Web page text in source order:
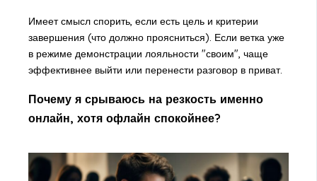
Имеет смысл спорить, если есть цель и критерии
завершения (что должно проясниться). Если ветка уже
в режиме демонстрации лояльности "своим", чаще
эффективнее выйти или перенести разговор в приват.
Почему я срываюсь на резкость именно
онлайн, хотя офлайн спокойнее?